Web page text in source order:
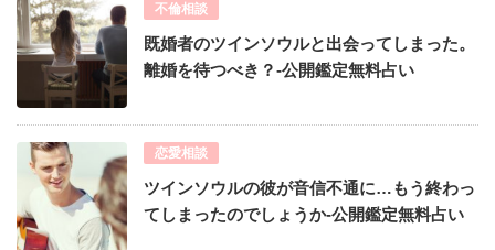
不倫相談
既婚者のツインソウルと出会ってしまった。
離婚を待つべき？-公開鑑定無料占い
恋愛相談
ツインソウルの彼が音信不通に…もう終わっ
てしまったのでしょうか-公開鑑定無料占い